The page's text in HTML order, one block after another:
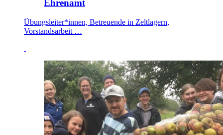
Ehrenamt
Übungsleiter*innen, Betreuende in Zeltlagern,
Vorstandsarbeit …